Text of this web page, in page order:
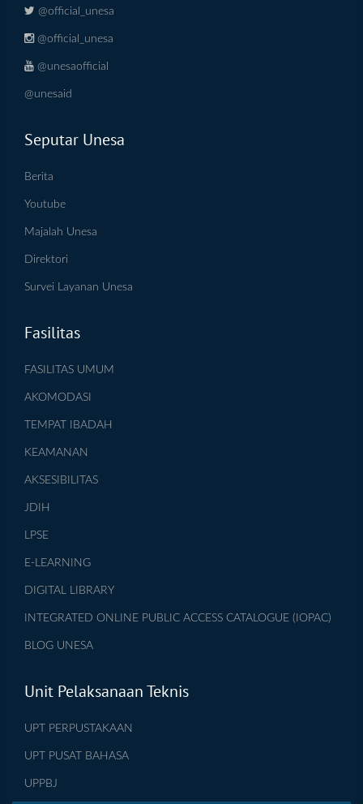
@official_unesa
@official_unesa
@unesaofficial
@unesaid
Seputar Unesa
Berita
Youtube
Majalah Unesa
Direktori
Survei Layanan Unesa
Fasilitas
FASILITAS UMUM
AKOMODASI
TEMPAT IBADAH
KEAMANAN
AKSESIBILITAS
JDIH
LPSE
E-LEARNING
DIGITAL LIBRARY
INTEGRATED ONLINE PUBLIC ACCESS CATALOGUE (IOPAC)
BLOG UNESA
Unit Pelaksanaan Teknis
UPT PERPUSTAKAAN
UPT PUSAT BAHASA
UPPBJ